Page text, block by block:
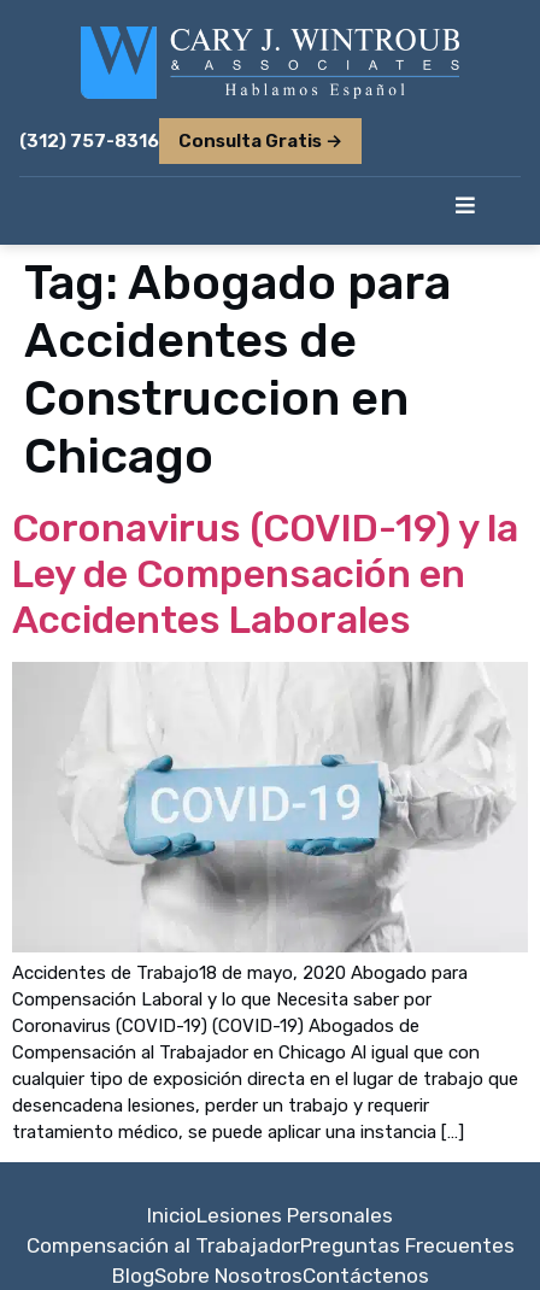
(312) 757-8316 Consulta Gratis →
Tag: Abogado para
Accidentes de
Construccion en
Chicago
Coronavirus (COVID-19) y la
Ley de Compensación en
Accidentes Laborales
Accidentes de Trabajo18 de mayo, 2020 Abogado para
Compensación Laboral y lo que Necesita saber por
Coronavirus (COVID-19) (COVID-19) Abogados de
Compensación al Trabajador en Chicago Al igual que con
cualquier tipo de exposición directa en el lugar de trabajo que
desencadena lesiones, perder un trabajo y requerir
tratamiento médico, se puede aplicar una instancia […]
InicioLesiones Personales
Compensación al TrabajadorPreguntas Frecuentes
BlogSobre NosotrosContáctenos